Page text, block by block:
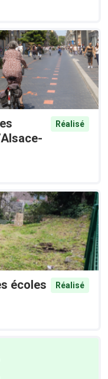
Réalisé
écoles
Réalisé